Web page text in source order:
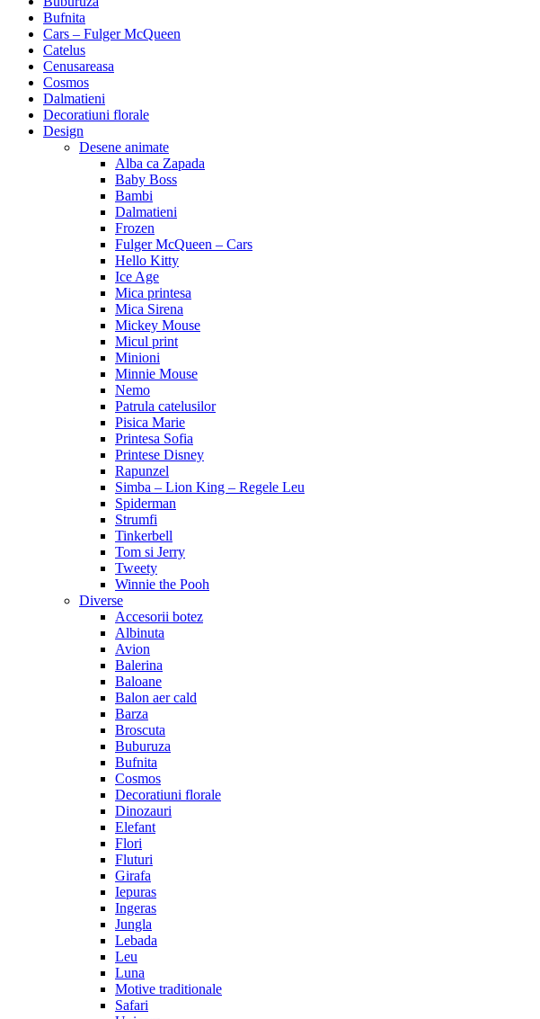
Bufnita
Cars – Fulger McQueen
Catelus
Cenusareasa
Cosmos
Dalmatieni
Decoratiuni florale
Design
Desene animate
Alba ca Zapada
Baby Boss
Bambi
Dalmatieni
Frozen
Fulger McQueen – Cars
Hello Kitty
Ice Age
Mica printesa
Mica Sirena
Mickey Mouse
Micul print
Minioni
Minnie Mouse
Nemo
Patrula catelusilor
Pisica Marie
Printesa Sofia
Printese Disney
Rapunzel
Simba – Lion King – Regele Leu
Spiderman
Strumfi
Tinkerbell
Tom si Jerry
Tweety
Winnie the Pooh
Diverse
Accesorii botez
Albinuta
Avion
Balerina
Baloane
Balon aer cald
Barza
Broscuta
Buburuza
Bufnita
Cosmos
Decoratiuni florale
Dinozauri
Elefant
Flori
Fluturi
Girafa
Iepuras
Ingeras
Jungla
Lebada
Leu
Luna
Motive traditionale
Safari